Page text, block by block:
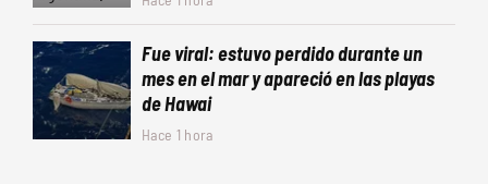
Fue viral: estuvo perdido durante un
mes en el mar y apareció en las playas
de Hawai
Hace 1 hora